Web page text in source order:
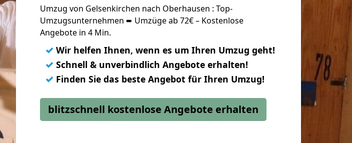
Umzug von Gelsenkirchen nach Oberhausen : Top-
Umzugsunternehmen ➨ Umzüge ab 72€ – Kostenlose
Angebote in 4 Min.
✓ Wir helfen Ihnen, wenn es um Ihren Umzug geht!
✓ Schnell & unverbindlich Angebote erhalten!
✓ Finden Sie das beste Angebot für Ihren Umzug!
blitzschnell kostenlose Angebote erhalten